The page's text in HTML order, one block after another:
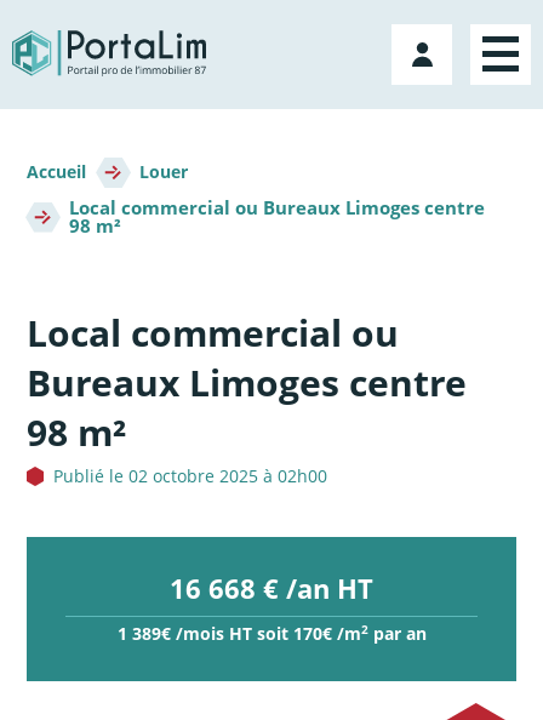
directement
au
contenu
Mon
compte
d'Ariane
Accueil Louer
Local commercial ou Bureaux Limoges centre
98 m²
Local commercial ou
Bureaux Limoges centre
98 m²
Publié le 02 octobre 2025 à 02h00
16 668 € /an HT
1 389€ /mois HT soit 170€ /m2par an